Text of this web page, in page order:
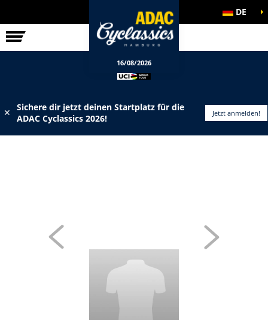
RENNEN DE
16/08/2026
✕
Sichere dir jetzt deinen Startplatz für die
ADAC Cyclassics 2026!
Jetzt anmelden!